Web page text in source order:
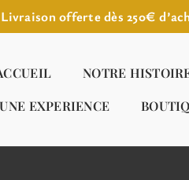
Livraison offerte dès 250€
NOTRE
EXPERIENCE